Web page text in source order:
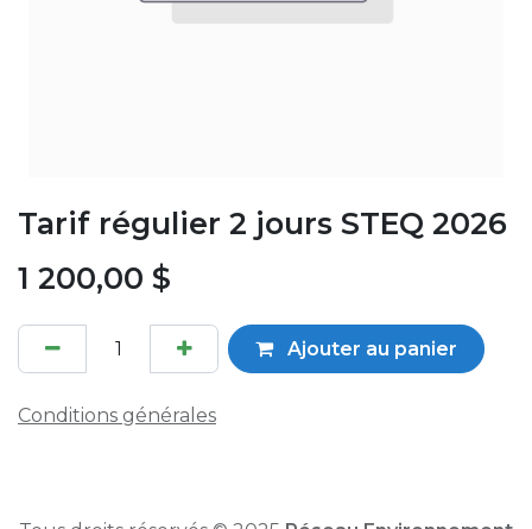
Tarif régulier 2 jours STEQ 2026
1 200,00 $
Ajouter au panier
Conditions générales